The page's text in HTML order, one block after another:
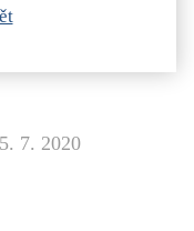
7. 2020